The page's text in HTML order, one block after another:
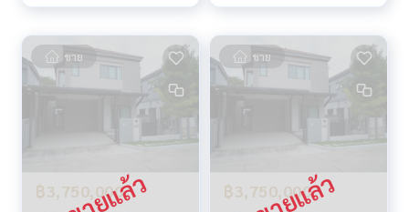
ขาย
฿3,750,000
ขาย
฿3,750,000